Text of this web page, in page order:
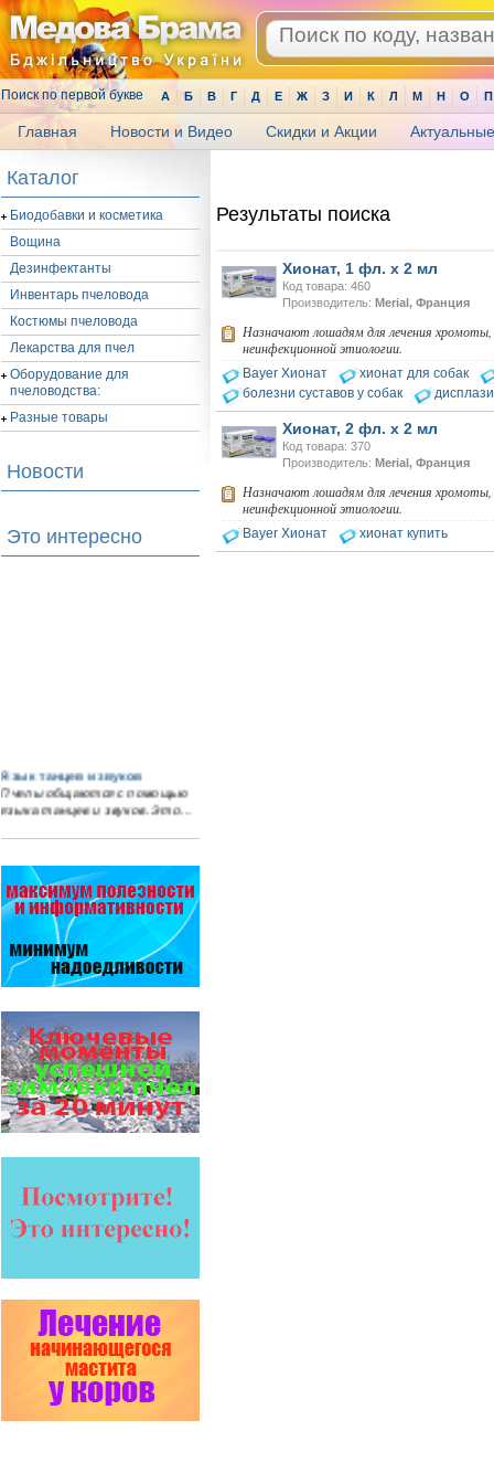
Поиск по первой букве А Б В Г Д Е Ж З И К Л М Н О П
Главная Новости и Видео Скидки и Акции
Каталог
Биодобавки и косметика
Вощина
Дезинфектанты
Инвентарь пчеловода
Костюмы пчеловода
Лекарства для пчел
Оборудование для
пчеловодства:
Разные товары
Новости
Это интересно
Язык танцев и звуков
Пчелы общаются с помощью
языка танцев и звуков. Это…
Пчеловоды-долгожители
статистического
исследования по
долгожителям старше 100
Препараты для лечения пчел
ЗАО АГРОБИОПРОМ
показатели сохранности
пчел и рентабельность
пасеки.
Прополис играет решающую
роль в жизни пчелиной
семьи.
Он обеспечивает безупречную
Проблема варроатоза пчел
решена! -
поочередное применение
Варроадез,Амипол-Т,…
Пчёлы умеют считать до
четырёх.
Проведя серию
экспериментов, учёные
выяснили, что медоносные
пчёлы превосходят…
Результаты поиска
Хионат, 1 фл. х 2 мл
Код товара: 460
Производитель: Merial, Франция
Назначают лошадям для лечения
неинфекционной этиологии.
Bayer Xионат
хионат для собак
болезни суставов у собак
Хионат, 2 фл. х 2 мл
Код товара: 370
Производитель: Merial, Франция
Назначают лошадям для лечения
неинфекционной этиологии.
Bayer Xионат хионат купить